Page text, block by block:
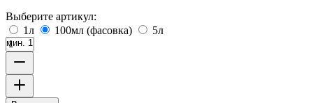
Выберите артикул:
1л
100мл (фасовка) 5л
мин. 1